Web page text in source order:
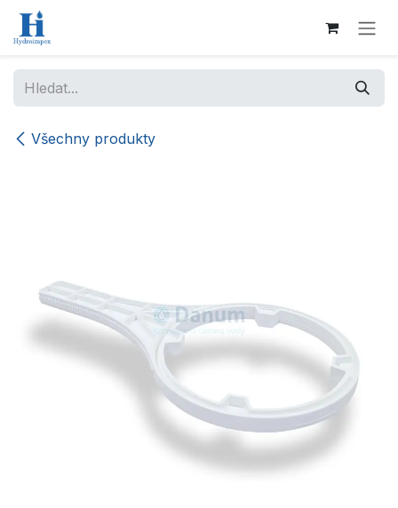
Přejít na obsah
Všechny produkty